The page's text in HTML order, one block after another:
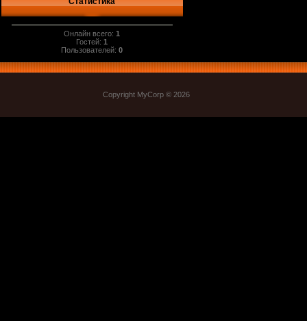
Онлайн всего:1
Гостей:1
Пользователей:0
Copyright MyCorp © 2026